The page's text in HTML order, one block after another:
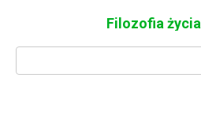
Filozofia życia
Search: